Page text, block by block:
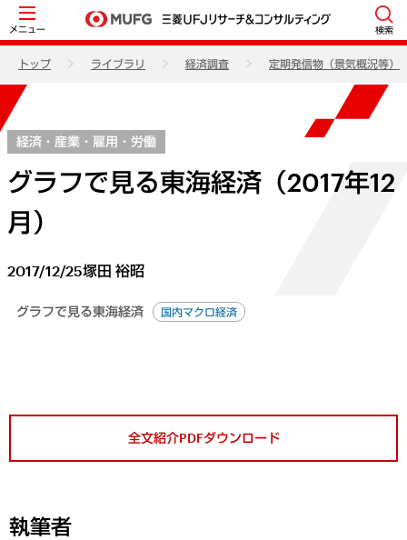
メニュー 検索
トップ ライブラリ 経済調査 定期発信物（景気概況等）
経済・産業・雇用・労働
グラフで見る東海経済（2017年12
月）
2017/12/25塚田 裕昭
グラフで見る東海経済 国内マクロ経済
全文紹介PDFダウンロード
執筆者